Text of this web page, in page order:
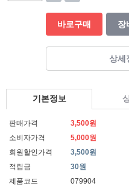
바로구매 장
상세
기본정보
판매가격
3,500원
소비자가격
5,000원
회원할인가격
3,500원
적립금
30원
제품코드
079904